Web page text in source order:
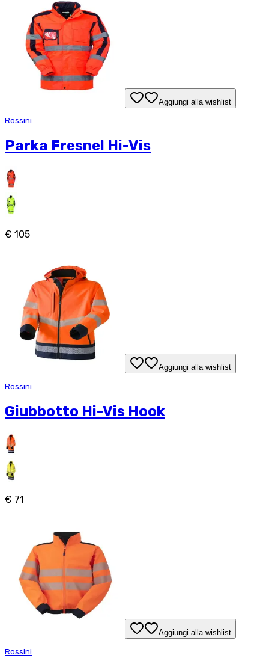
Aggiungi alla wishlist
Rossini
Parka Fresnel Hi-Vis
€ 105
Aggiungi alla wishlist
Rossini
Giubbotto Hi-Vis Hook
€ 71
Aggiungi alla wishlist
Rossini